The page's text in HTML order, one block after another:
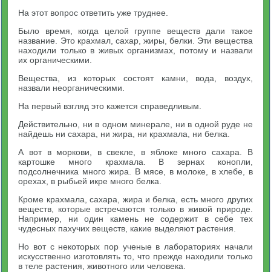
На этот вопрос ответить уже труднее.
Было время, когда целой группе веществ дали такое
название. Это крахмал, сахар, жиры, белки. Эти вещества
находили только в живых организмах, потому и назвали
их органическими.
Вещества, из которых состоят камни, вода, воздух,
назвали неорганическими.
На первый взгляд это кажется справедливым.
Действительно, ни в одном минерале, ни в одной руде не
найдешь ни сахара, ни жира, ни крахмала, ни белка.
А вот в моркови, в свекле, в яблоке много сахара. В
картошке много крахмала. В зернах конопли,
подсолнечника много жира. В мясе, в молоке, в хлебе, в
орехах, в рыбьей икре много белка.
Кроме крахмала, сахара, жира и белка, есть много других
веществ, которые встречаются только в живой природе.
Например, ни один камень не содержит в себе тех
чудесных пахучих веществ, какие выделяют растения.
Но вот с некоторых пор ученые в лабораториях начали
искусственно изготовлять то, что прежде находили только
в теле растения, животного или человека.